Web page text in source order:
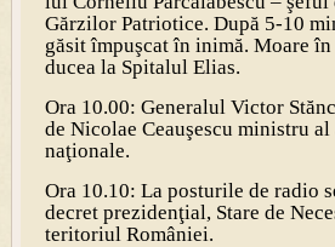
Gărzilor Patriotice. După 5-10
găsit împuşcat în inimă. Moare
ducea la Spitalul Elias.
Ora 10.00: Generalul Victor
de Nicolae Ceauşescu ministru
naţionale.
Ora 10.10: La posturile de radio
decret prezidenţial, Stare de
teritoriul României.